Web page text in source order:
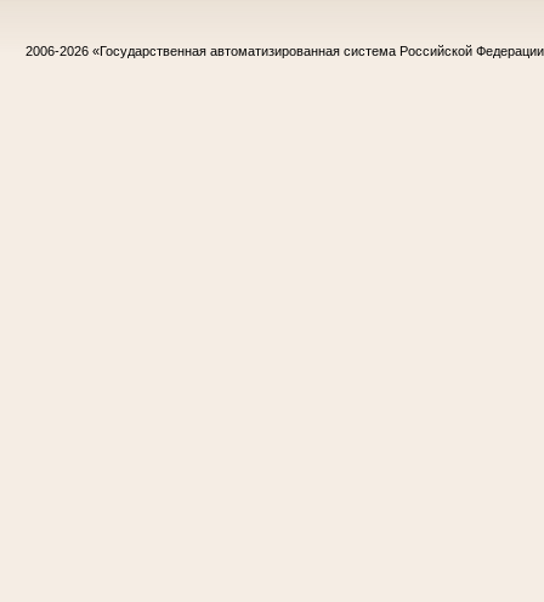
2006-2026 «Государственная автоматизированная система Российской